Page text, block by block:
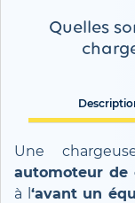
Quelles
Une
automoteur de
à l‘avant un